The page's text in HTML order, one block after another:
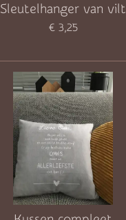
Sleutelhanger van vilt
€ 3,25